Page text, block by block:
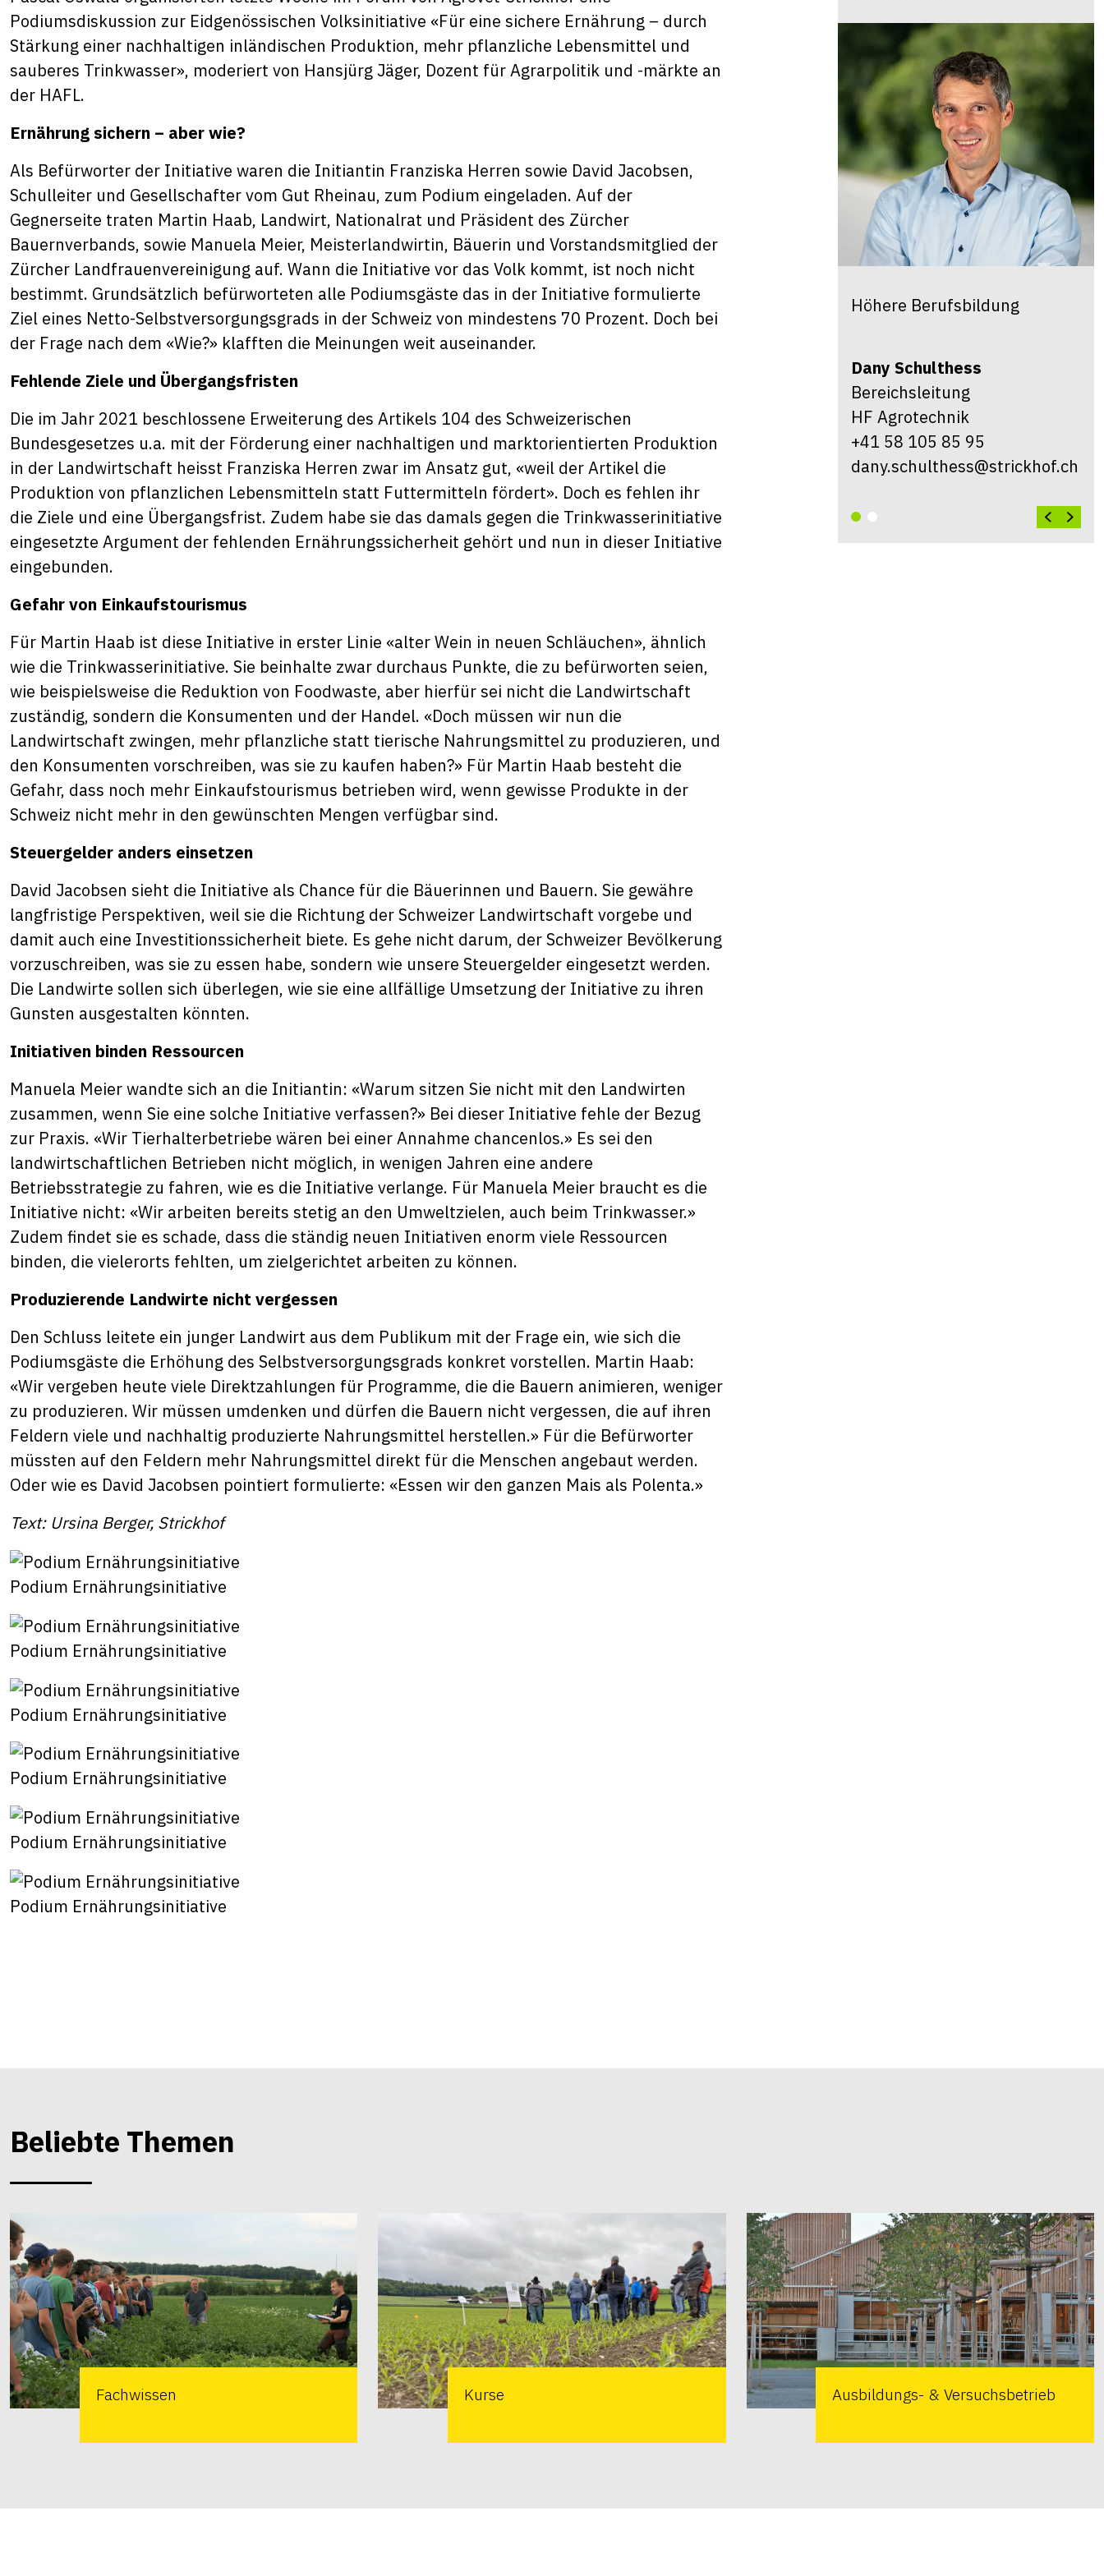
Podiumsdiskussion zur Eidgenössischen Volksinitiative «Für eine sichere Ernährung – durch
Stärkung einer nachhaltigen inländischen Produktion, mehr pflanzliche Lebensmittel und
sauberes Trinkwasser», moderiert von Hansjürg Jäger, Dozent für Agrarpolitik und -märkte an
der HAFL.
Ernährung sichern – aber wie?
Als Befürworter der Initiative waren die Initiantin Franziska Herren sowie David Jacobsen,
Schulleiter und Gesellschafter vom Gut Rheinau, zum Podium eingeladen. Auf der
Gegnerseite traten Martin Haab, Landwirt, Nationalrat und Präsident des Zürcher
Bauernverbands, sowie Manuela Meier, Meisterlandwirtin, Bäuerin und Vorstandsmitglied der
Zürcher Landfrauenvereinigung auf. Wann die Initiative vor das Volk kommt, ist noch nicht
bestimmt. Grundsätzlich befürworteten alle Podiumsgäste das in der Initiative formulierte
Ziel eines Netto-Selbstversorgungsgrads in der Schweiz von mindestens 70 Prozent. Doch bei
der Frage nach dem «Wie?» klafften die Meinungen weit auseinander.
Fehlende Ziele und Übergangsfristen
Die im Jahr 2021 beschlossene Erweiterung des Artikels 104 des Schweizerischen
Bundesgesetzes u.a. mit der Förderung einer nachhaltigen und marktorientierten Produktion
in der Landwirtschaft heisst Franziska Herren zwar im Ansatz gut, «weil der Artikel die
Produktion von pflanzlichen Lebensmitteln statt Futtermitteln fördert». Doch es fehlen ihr
die Ziele und eine Übergangsfrist. Zudem habe sie das damals gegen die Trinkwasserinitiative
eingesetzte Argument der fehlenden Ernährungssicherheit gehört und nun in dieser Initiative
eingebunden.
Gefahr von Einkaufstourismus
Für Martin Haab ist diese Initiative in erster Linie «alter Wein in neuen Schläuchen», ähnlich
wie die Trinkwasserinitiative. Sie beinhalte zwar durchaus Punkte, die zu befürworten seien,
wie beispielsweise die Reduktion von Foodwaste, aber hierfür sei nicht die Landwirtschaft
zuständig, sondern die Konsumenten und der Handel. «Doch müssen wir nun die
Landwirtschaft zwingen, mehr pflanzliche statt tierische Nahrungsmittel zu produzieren, und
den Konsumenten vorschreiben, was sie zu kaufen haben?» Für Martin Haab besteht die
Gefahr, dass noch mehr Einkaufstourismus betrieben wird, wenn gewisse Produkte in der
Schweiz nicht mehr in den gewünschten Mengen verfügbar sind.
Steuergelder anders einsetzen
David Jacobsen sieht die Initiative als Chance für die Bäuerinnen und Bauern. Sie gewähre
langfristige Perspektiven, weil sie die Richtung der Schweizer Landwirtschaft vorgebe und
damit auch eine Investitionssicherheit biete. Es gehe nicht darum, der Schweizer Bevölkerung
vorzuschreiben, was sie zu essen habe, sondern wie unsere Steuergelder eingesetzt werden.
Die Landwirte sollen sich überlegen, wie sie eine allfällige Umsetzung der Initiative zu ihren
Gunsten ausgestalten könnten.
Initiativen binden Ressourcen
Manuela Meier wandte sich an die Initiantin: «Warum sitzen Sie nicht mit den Landwirten
zusammen, wenn Sie eine solche Initiative verfassen?» Bei dieser Initiative fehle der Bezug
zur Praxis. «Wir Tierhalterbetriebe wären bei einer Annahme chancenlos.» Es sei den
landwirtschaftlichen Betrieben nicht möglich, in wenigen Jahren eine andere
Betriebsstrategie zu fahren, wie es die Initiative verlange. Für Manuela Meier braucht es die
Initiative nicht: «Wir arbeiten bereits stetig an den Umweltzielen, auch beim Trinkwasser.»
Zudem findet sie es schade, dass die ständig neuen Initiativen enorm viele Ressourcen
binden, die vielerorts fehlten, um zielgerichtet arbeiten zu können.
Produzierende Landwirte nicht vergessen
Den Schluss leitete ein junger Landwirt aus dem Publikum mit der Frage ein, wie sich die
Podiumsgäste die Erhöhung des Selbstversorgungsgrads konkret vorstellen. Martin Haab:
«Wir vergeben heute viele Direktzahlungen für Programme, die die Bauern animieren, weniger
zu produzieren. Wir müssen umdenken und dürfen die Bauern nicht vergessen, die auf ihren
Feldern viele und nachhaltig produzierte Nahrungsmittel herstellen.» Für die Befürworter
müssten auf den Feldern mehr Nahrungsmittel direkt für die Menschen angebaut werden.
Oder wie es David Jacobsen pointiert formulierte: «Essen wir den ganzen Mais als Polenta.»
Text: Ursina Berger, Strickhof
Podium Ernährungsinitiative
Podium Ernährungsinitiative
Podium Ernährungsinitiative
Podium Ernährungsinitiative
Podium Ernährungsinitiative
Podium Ernährungsinitiative
Höhere Berufsbildung
Dany Schulthess
Bereichsleitung
HF Agrotechnik
+41 58 105 85 95
dany.schulthess@strickhof.ch
Beliebte Themen
Fachwissen Kurse Ausbildungs- & Versuchsbetrieb